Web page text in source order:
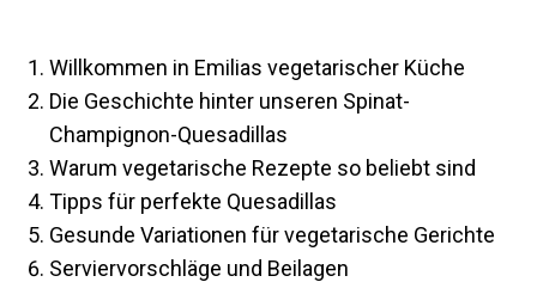
Willkommen in Emilias vegetarischer Küche
Die Geschichte hinter unseren Spinat-
Champignon-Quesadillas
Warum vegetarische Rezepte so beliebt sind
Tipps für perfekte Quesadillas
Gesunde Variationen für vegetarische Gerichte
Serviervorschläge und Beilagen